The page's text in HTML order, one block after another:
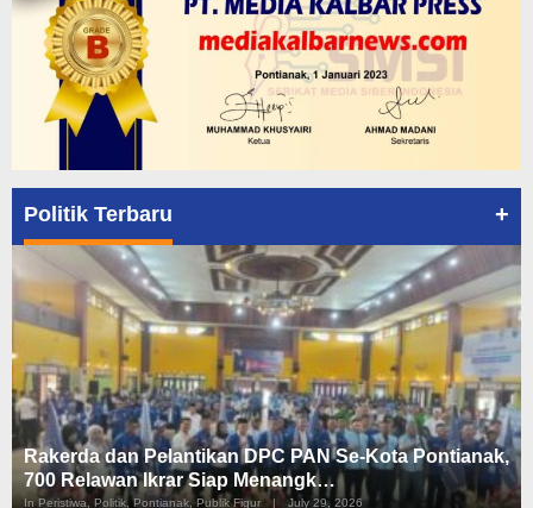
Politik Terbaru +
Rakerda dan Pelantikan DPC PAN Se-Kota Pontianak,
700 Relawan Ikrar Siap Menangk…
In Peristiwa, Politik, Pontianak, Publik Figur July 29, 2026